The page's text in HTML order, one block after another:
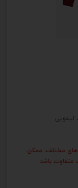
لیمویی
های مختلف، ممکن